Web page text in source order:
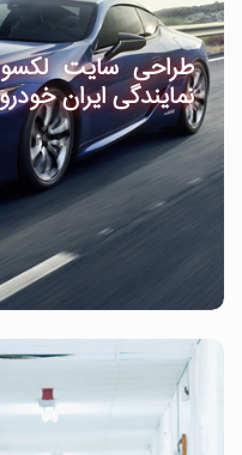
طراحی سایت
نمایندگی ایران